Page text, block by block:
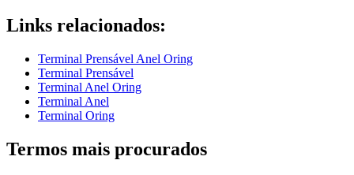
Links relacionados:
Terminal Prensável Anel Oring
Terminal Prensável
Terminal Anel Oring
Terminal Anel
Terminal Oring
Termos mais procurados